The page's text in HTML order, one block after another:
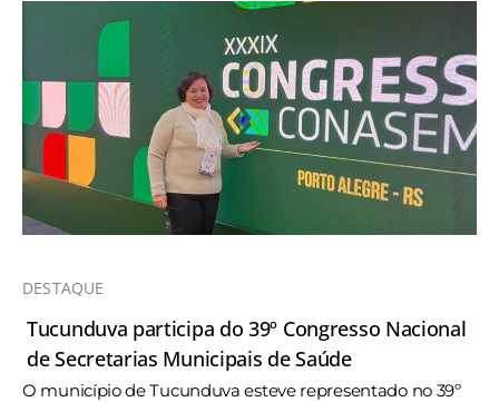
DESTAQUE
Tucunduva participa do 39º Congresso Nacional
de Secretarias Municipais de Saúde
O município de Tucunduva esteve representado no 39º